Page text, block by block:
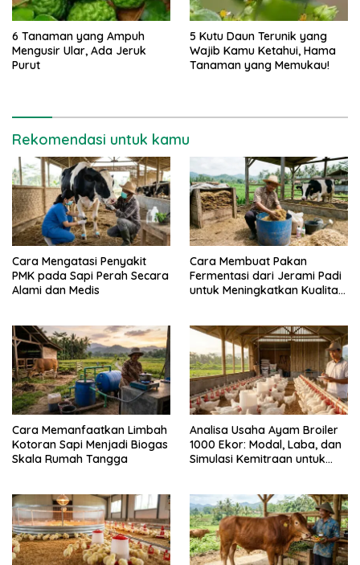
6 Tanaman yang Ampuh
Mengusir Ular, Ada Jeruk
Purut
5 Kutu Daun Terunik yang
Wajib Kamu Ketahui, Hama
Tanaman yang Memukau!
Rekomendasi untuk kamu
Cara Mengatasi Penyakit
PMK pada Sapi Perah Secara
Alami dan Medis
Cara Membuat Pakan
Fermentasi dari Jerami Padi
untuk Meningkatkan Kualitas
Cara Memanfaatkan Limbah
Kotoran Sapi Menjadi Biogas
Skala Rumah Tangga
Analisa Usaha Ayam Broiler
1000 Ekor: Modal, Laba, dan
Simulasi Kemitraan untuk